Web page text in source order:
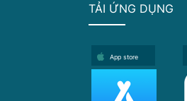
TẢI ỨNG DỤNG
App store